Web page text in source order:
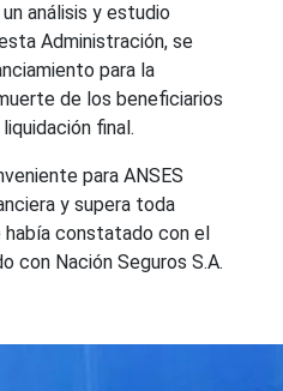
análisis y estudio
Administración, se
para la
de los beneficiarios
final.
para ANSES
y supera toda
había constatado con el
con Nación Seguros S.A.